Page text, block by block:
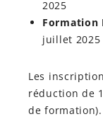
2025
Formation
juillet 2025
Les
réduction de
de formation).